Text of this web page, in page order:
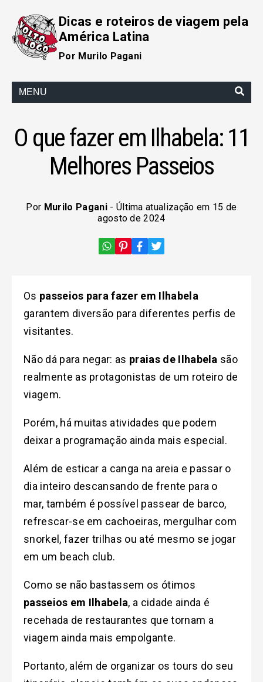
Dicas e roteiros de viagem pela
América Latina
Por Murilo Pagani
MENU
O que fazer em Ilhabela: 11
Melhores Passeios
Por Murilo Pagani- Última atualização em 15 de
agosto de 2024
Os passeios para fazer em Ilhabela
garantem diversão para diferentes perfis de
visitantes.
Não dá para negar: as praias de Ilhabela são
realmente as protagonistas de um roteiro de
viagem.
Porém, há muitas atividades que podem
deixar a programação ainda mais especial.
Além de esticar a canga na areia e passar o
dia inteiro descansando de frente para o
mar, também é possível passear de barco,
refrescar-se em cachoeiras, mergulhar com
snorkel, fazer trilhas ou até mesmo se jogar
em um beach club.
Como se não bastassem os ótimos
passeios em Ilhabela, a cidade ainda é
recehada de restaurantes que tornam a
viagem ainda mais empolgante.
Portanto, além de organizar os tours do seu